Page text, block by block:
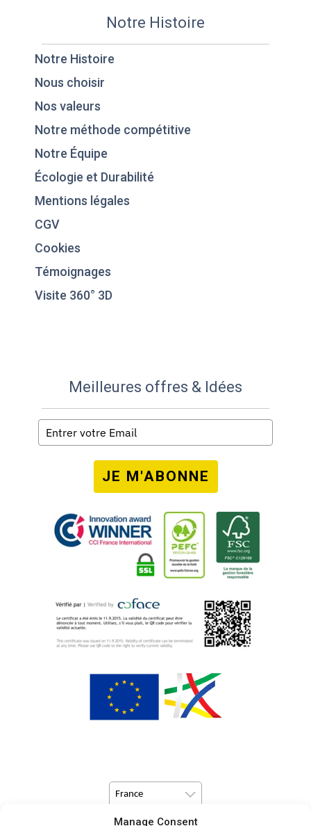
Manage Consent
Notre Histoire
Notre Histoire
Nous choisir
Nos valeurs
Notre méthode compétitive
Notre Équipe
Écologie et Durabilité
Mentions légales
CGV
Cookies
Témoignages
Visite 360° 3D
Meilleures offres & Idées
JE M'ABONNE
France